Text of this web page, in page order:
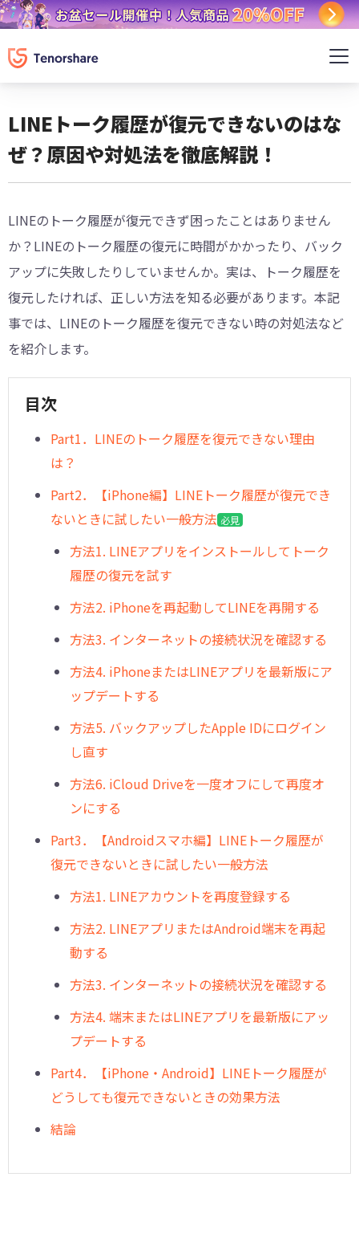
LINEトーク履歴が復元できないのはな
ぜ？原因や対処法を徹底解説！
LINEのトーク履歴が復元できず困ったことはありません
か？LINEのトーク履歴の復元に時間がかかったり、バック
アップに失敗したりしていませんか。実は、トーク履歴を
復元したければ、正しい方法を知る必要があります。本記
事では、LINEのトーク履歴を復元できない時の対処法など
を紹介します。
目次
Part1．LINEのトーク履歴を復元できない理由
は？
Part2．【iPhone編】LINEトーク履歴が復元でき
ないときに試したい一般方法 必見
方法1. LINEアプリをインストールしてトーク
履歴の復元を試す
方法2. iPhoneを再起動してLINEを再開する
方法3. インターネットの接続状況を確認する
方法4. iPhoneまたはLINEアプリを最新版にア
ップデートする
方法5. バックアップしたApple IDにログイン
し直す
方法6. iCloud Driveを一度オフにして再度オ
ンにする
Part3．【Androidスマホ編】LINEトーク履歴が
復元できないときに試したい一般方法
方法1. LINEアカウントを再度登録する
方法2. LINEアプリまたはAndroid端末を再起
動する
方法3. インターネットの接続状況を確認する
方法4. 端末またはLINEアプリを最新版にアッ
プデートする
Part4．【iPhone・Android】LINEトーク履歴が
どうしても復元できないときの効果方法
結論